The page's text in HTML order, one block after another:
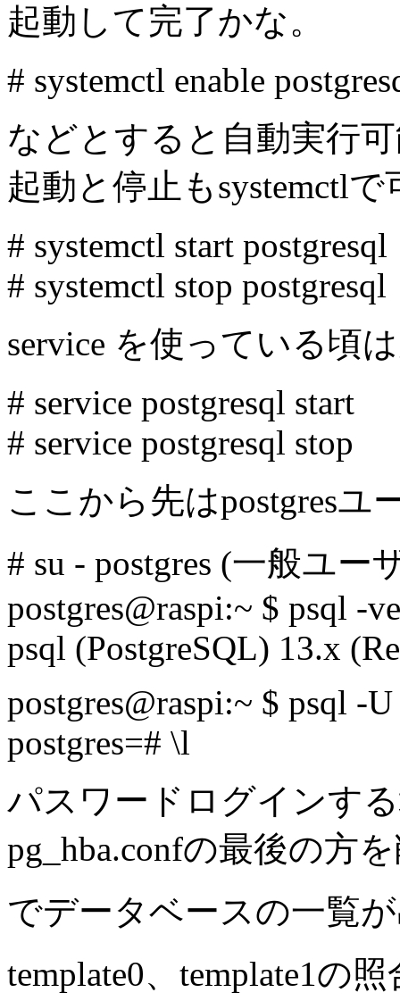
起動して完了かな。
# systemctl enable
などとすると自動実行
起動と停止もsystemctlで
# systemctl start postgresql
# systemctl stop postgresql
service を使っている頃
# service postgresql start
# service postgresql stop
ここから先はpostgresユ
# su - postgres (一般ユー
postgres@raspi:~ $ psql -
psql (PostgreSQL) 13.x
postgres@raspi:~ $ psql -
postgres=# \l
パスワードログインす
pg_hba.confの最後の方
でデータベースの一覧
template0、template1の